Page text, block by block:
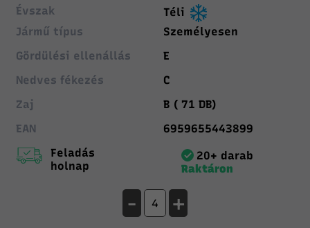
Évszak
Téli
Jármű típus
Személyesen
Gördülési ellenállás
E
Nedves fékezés
C
Zaj
B ( 71 DB)
EAN
6959655443899
Feladás
holnap
20+ darab
Raktáron
- +